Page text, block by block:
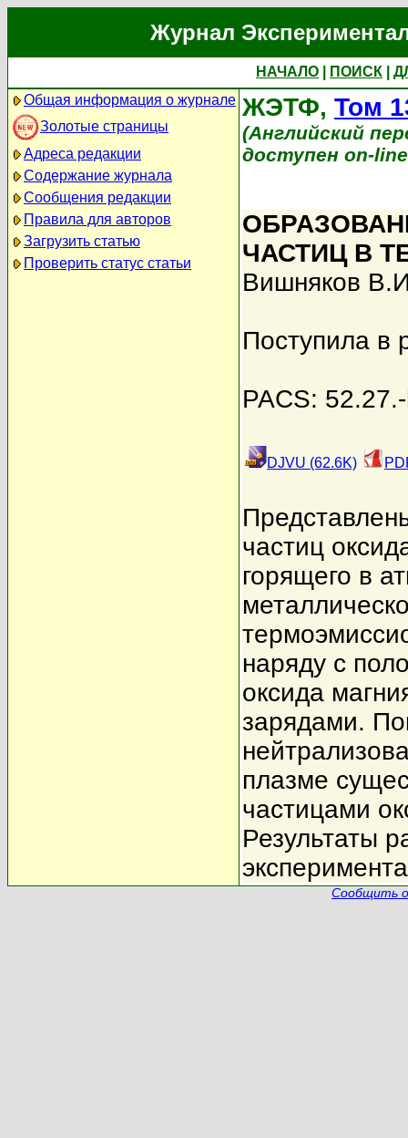
Журнал
НАЧАЛО ПОИСК
Общая информация о журнале
Золотые страницы
Адреса редакции
Содержание журнала
Сообщения редакции
Правила для авторов
Загрузить статью
Проверить статус статьи
ЖЭТФ, Том
(Английский
доступен on-
ЧАСТИЦ В
Вишняков
Поступила в
PACS:
DJVU (62.6K)
частиц
горящего в
наряду с
оксида
зарядами.
плазме
частицами
Результаты
Сообщить о